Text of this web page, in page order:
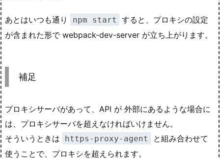
あとはいつも通り npm start
すると、プロキシの設定
が含まれた形で webpack-dev-server が立ち上がります。
補足
プロキシサーバがあって、API が 外部にあるような場合に
は、プロキシサーバを超えなければいけません。
そういうときは
https-proxy-agent
と組み合わせて
使うことで、プロキシを超えられます。